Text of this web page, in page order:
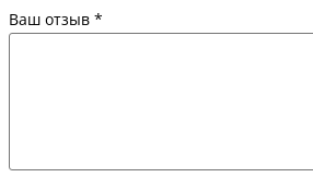
Ваш отзыв *